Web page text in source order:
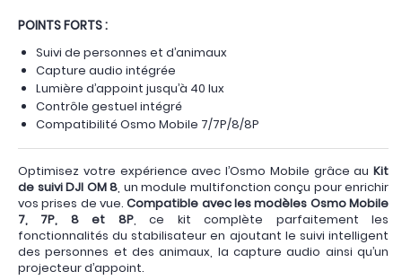
POINTS FORTS :
Suivi de personnes et d’animaux
Capture audio intégrée
Lumière d’appoint jusqu’à 40 lux
Contrôle gestuel intégré
Compatibilité Osmo Mobile 7/7P/8/8P
Optimisez votre expérience avec l’Osmo Mobile grâce au Kit
de suivi DJI OM 8 , un module multifonction conçu pour enrichir
vos prises de vue.Compatible avec les modèles Osmo Mobile
7, 7P, 8 et 8P, ce kit complète parfaitement les
fonctionnalités du stabilisateur en ajoutant le suivi intelligent
des personnes et des animaux, la capture audio ainsi qu’un
projecteur d’appoint.